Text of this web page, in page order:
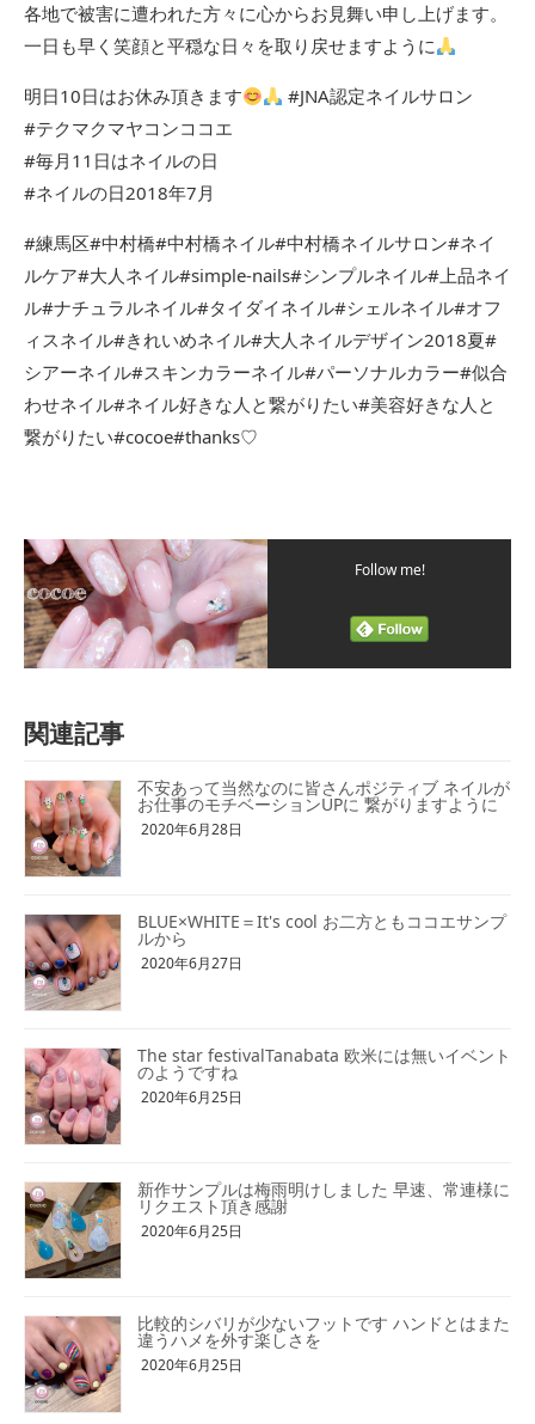
各地で被害に遭われた方々に心からお見舞い申し上げます。
一日も早く笑顔と平穏な日々を取り戻せますように
明日10日はお休み頂きます
#JNA認定ネイルサロン
#テクマクマヤコンココエ
#毎月11日はネイルの日
#ネイルの日2018年7月
#練馬区#中村橋#中村橋ネイル#中村橋ネイルサロン#ネイ
ルケア#大人ネイル#simple-nails#シンプルネイル#上品ネイ
ル#ナチュラルネイル#タイダイネイル#シェルネイル#オフ
ィスネイル#きれいめネイル#大人ネイルデザイン2018夏#
シアーネイル#スキンカラーネイル#パーソナルカラー#似合
わせネイル#ネイル好きな人と繋がりたい#美容好きな人と
繋がりたい#cocoe#thanks♡
Follow me!
関連記事
不安あって当然なのに皆さんポジティブ ネイルが
お仕事のモチベーションUPに 繋がりますように
2020年6月28日
BLUE×WHITE＝It's cool お二方ともココエサンプ
ルから
2020年6月27日
The star festivalTanabata 欧米には無いイベント
のようですね
2020年6月25日
新作サンプルは梅雨明けしました 早速、常連様に
リクエスト頂き感謝
2020年6月25日
比較的シバリが少ないフットです ハンドとはまた
違うハメを外す楽しさを
2020年6月25日